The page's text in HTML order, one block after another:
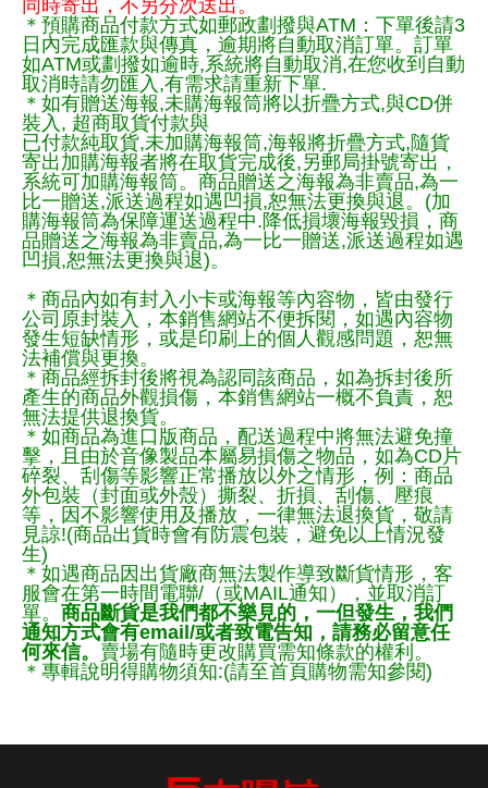
同時寄出，不另分次送出。
＊預購商品付款方式如郵政劃撥與ATM：下單後請3
日內完成匯款與傳真，逾期將自動取消訂單。訂單
如ATM或劃撥如逾時,系統將自動取消,在您收到自動
取消時請勿匯入,有需求請重新下單.
＊如有贈送海報,未購海報筒將以折疊方式,與CD併
裝入, 超商取貨付款與
已付款純取貨,未加購海報筒,海報將折疊方式,隨貨
寄出加購海報者將在取貨完成後,另郵局掛號寄出，
系統可加購海報筒。商品贈送之海報為非賣品,為一
比一贈送,派送過程如遇凹損,恕無法更換與退。(加
購海報筒為保障運送過程中.降低損壞海報毀損，商
品贈送之海報為非賣品,為一比一贈送,派送過程如遇
凹損,恕無法更換與退)。
＊商品內如有封入小卡或海報等內容物，皆由發行
公司原封裝入，本銷售網站不便拆閱，如遇內容物
發生短缺情形，或是印刷上的個人觀感問題，恕無
法補償與更換。
＊商品經拆封後將視為認同該商品，如為拆封後所
產生的商品外觀損傷，本銷售網站一概不負責，恕
無法提供退換貨。
＊如商品為進口版商品，配送過程中將無法避免撞
擊，且由於音像製品本屬易損傷之物品，如為CD片
碎裂、刮傷等影響正常播放以外之情形，例：商品
外包裝（封面或外殼）撕裂、折損、刮傷、壓痕
等，因不影響使用及播放，一律無法退換貨，敬請
見諒!(商品出貨時會有防震包裝，避免以上情況發
生)
＊如遇商品因出貨廠商無法製作導致斷貨情形，客
服會在第一時間電聯/（或MAIL通知），並取消訂
單。 商品斷貨是我們都不樂見的，一但發生，我們
通知方式會有email/或者致電告知，請務必留意任
何來信。 賣場有隨時更改購買需知條款的權利。
＊專輯說明得購物須知:(請至首頁購物需知參閱)